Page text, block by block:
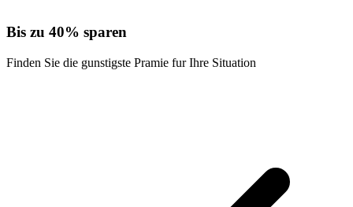
Bis zu 40% sparen
Finden Sie die gunstigste Pramie fur Ihre Situation